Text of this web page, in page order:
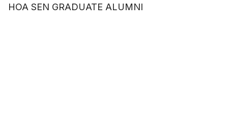
HOA SEN GRADUATE ALUMNI